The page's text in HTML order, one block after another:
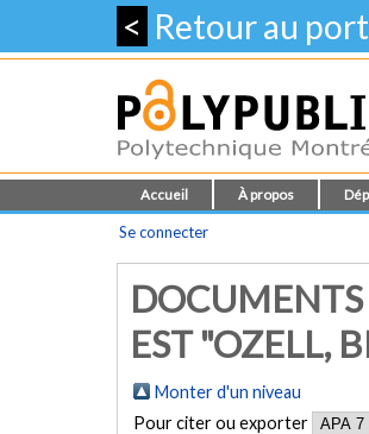
< Retour au
Accueil À propos
Se connecter
EST "OZELL,
Monter d'un niveau
Pour citer ou exporter